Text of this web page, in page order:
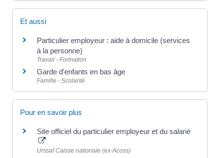
Et aussi
Particulier employeur : aide à domicile (services
à la personne)
Travail - Formation
Garde d'enfants en bas âge
Famille - Scolarité
Pour en savoir plus
Site officiel du particulier employeur et du salarié
Urssaf Caisse nationale (ex-Acoss)